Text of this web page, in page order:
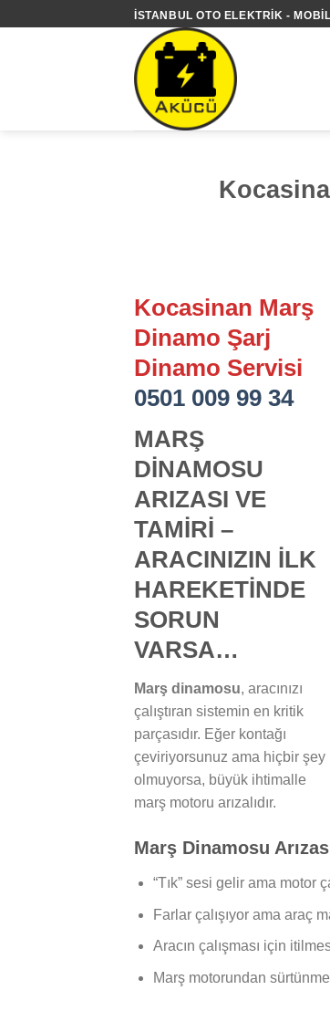
İSTANBUL OTO ELEKTRIK -
Kocasinan Marş
Dinamo Şarj
Dinamo Servisi
0501 009 99 34
MARŞ
DİNAMOSU
ARIZASI VE
TAMİRİ –
ARACINIZIN İLK
HAREKETİNDE
SORUN
VARSA…
Marş dinamosu, aracınızı
çalıştıran sistemin en kritik
parçasıdır. Eğer kontağı
çeviriyorsunuz ama hiçbir şey
olmuyorsa, büyük ihtimalle
marş motoru arızalıdır.
Marş Dinamosu
“Tık” sesi gelir ama motor
Farlar çalışıyor ama araç
Aracın çalışması için
Marş motorundan